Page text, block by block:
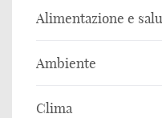
Alimentazione e
Ambiente
Clima